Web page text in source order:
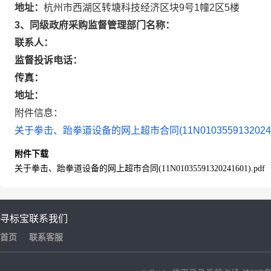
地址： 杭州市西湖区转塘科技经济区块9号1幢2区5楼
3、同级政府采购监督管理部门名称：
联系人：
监督投诉电话：
传真：
地址：
附件信息：
关于拳击、跆拳道设备的网上超市合同
附件下载
关于拳击、跆拳道设备的网上超市合同(11N01035591320241601).pdf
寻标宝
首页
联系我们
联系客服